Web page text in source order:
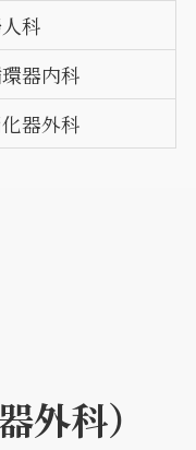
科
器内科
器外科
外科）